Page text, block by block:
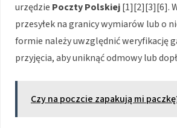
urzędzie Poczty Polskiej[1][2][3][6].
przesyłek na granicy wymiarów lub o
formie należy uwzględnić weryfikację
przyjęcia, aby uniknąć odmowy lub
Czy na poczcie zapakują mi